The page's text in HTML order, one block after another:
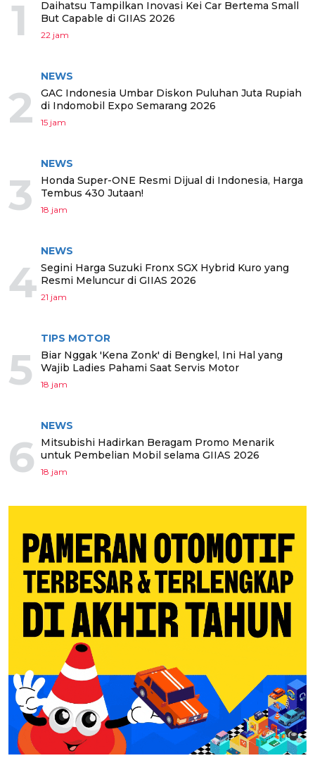
1
Daihatsu Tampilkan Inovasi Kei Car Bertema Small
But Capable di GIIAS 2026
22 jam
2
NEWS
GAC Indonesia Umbar Diskon Puluhan Juta Rupiah
di Indomobil Expo Semarang 2026
15 jam
3
NEWS
Honda Super-ONE Resmi Dijual di Indonesia, Harga
Tembus 430 Jutaan!
18 jam
4
NEWS
Segini Harga Suzuki Fronx SGX Hybrid Kuro yang
Resmi Meluncur di GIIAS 2026
21 jam
5
TIPS MOTOR
Biar Nggak 'Kena Zonk' di Bengkel, Ini Hal yang
Wajib Ladies Pahami Saat Servis Motor
18 jam
6
NEWS
Mitsubishi Hadirkan Beragam Promo Menarik
untuk Pembelian Mobil selama GIIAS 2026
18 jam